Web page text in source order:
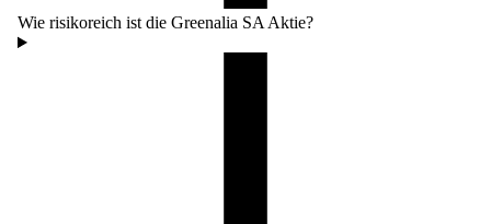
Wie risikoreich ist die Greenalia SA Aktie?